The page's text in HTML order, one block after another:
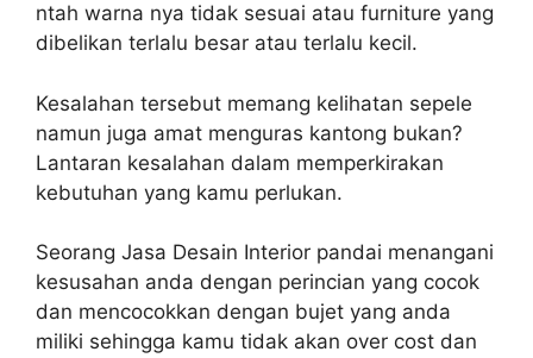
ntah warna nya tidak sesuai atau furniture yang
dibelikan terlalu besar atau terlalu kecil.
Kesalahan tersebut memang kelihatan sepele
namun juga amat menguras kantong bukan?
Lantaran kesalahan dalam memperkirakan
kebutuhan yang kamu perlukan.
Seorang Jasa Desain Interior pandai menangani
kesusahan anda dengan perincian yang cocok
dan mencocokkan dengan bujet yang anda
miliki sehingga kamu tidak akan over cost dan